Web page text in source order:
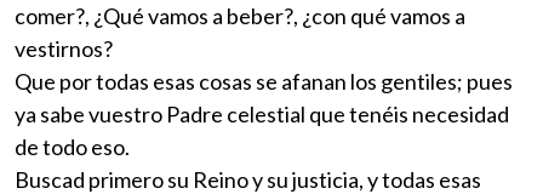
comer?, ¿Qué vamos a beber?, ¿con qué vamos a
vestirnos?
Que por todas esas cosas se afanan los gentiles; pues
ya sabe vuestro Padre celestial que tenéis necesidad
de todo eso.
Buscad primero su Reino y su justicia, y todas esas